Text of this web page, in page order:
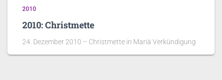
2010
2010: Christmette
24. Dezember 2010 – Christmette in Mariä Verkündigung